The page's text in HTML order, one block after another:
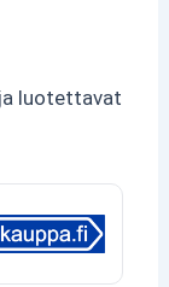
luotettavat